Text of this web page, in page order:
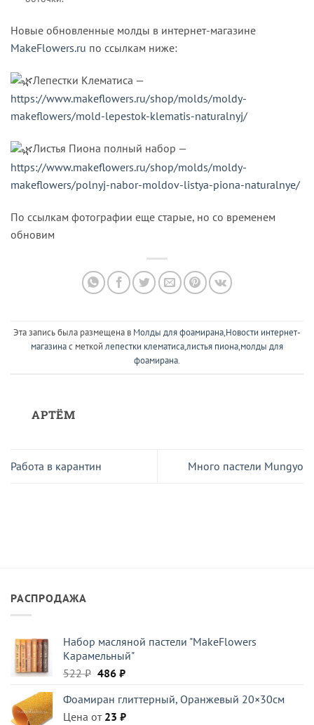
Новые обновленные молды в интернет-магазине
MakeFlowers.ru по ссылкам ниже:
Лепестки Клематиса —
https://www.makeflowers.ru/shop/molds/moldy-
makeflowers/mold-lepestok-klematis-naturalnyj/
Листья Пиона полный набор —
https://www.makeflowers.ru/shop/molds/moldy-
makeflowers/polnyj-nabor-moldov-listya-piona-naturalnye/
По ссылкам фотографии еще старые, но со временем
обновим
Эта запись была размещена в Молды для фоамирана,Новости интернет-
магазинас меткой лепестки клематиса,листья пиона,молды для
фоамирана.
АРТЁМ
Работа в карантин Много пастели Mungyo
РАСПРОДАЖА
Набор масляной пастели "MakeFlowers
Карамельный"
522₽ Первоначальная
составляла
522 ₽.
486 ₽Текущая
486 ₽.
Фоамиран глиттерный, Оранжевый 20×30см
Цена от 23 ₽